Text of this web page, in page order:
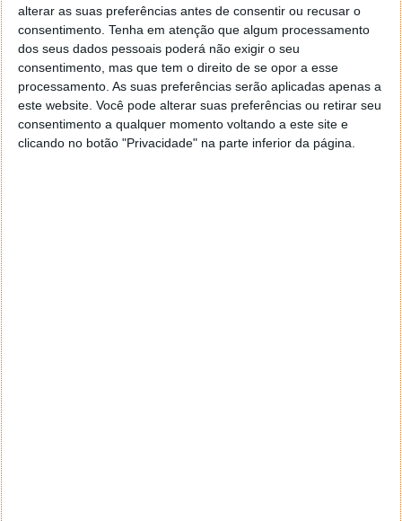
alterar as suas preferências antes de consentir ou recusar o
consentimento. Tenha em atenção que algum processamento
dos seus dados pessoais poderá não exigir o seu
consentimento, mas que tem o direito de se opor a esse
processamento. As suas preferências serão aplicadas apenas a
este website. Você pode alterar suas preferências ou retirar seu
consentimento a qualquer momento voltando a este site e
clicando no botão "Privacidade" na parte inferior da página.
Licença: Freeware
Sistemas Operativos: Windows XP/ Vista/ 7
Download: Do It Again 1.6[656.00KB]
Homepage:Do It Again